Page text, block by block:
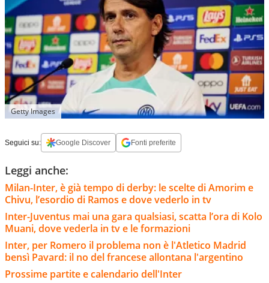
Getty Images
Seguici su: Google Discover Fonti preferite
Leggi anche:
Milan-Inter, è già tempo di derby: le scelte di Amorim e
Chivu, l’esordio di Ramos e dove vederlo in tv
Inter-Juventus mai una gara qualsiasi, scatta l’ora di Kolo
Muani, dove vederla in tv e le formazioni
Inter, per Romero il problema non è l'Atletico Madrid
bensì Pavard: il no del francese allontana l'argentino
Prossime partite e calendario dell'Inter